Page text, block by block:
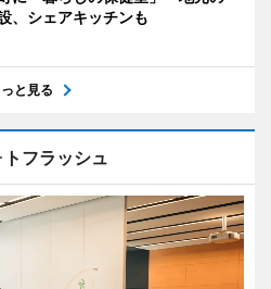
、シェアキッチンも
っと見る
トフラッシュ